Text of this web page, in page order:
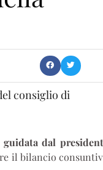
consiglio di
dal
il bilancio